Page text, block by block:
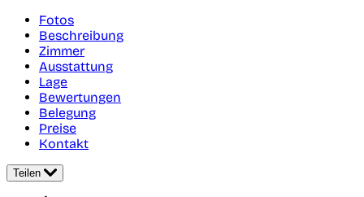
Fotos
Beschreibung
Zimmer
Ausstattung
Lage
Bewertungen
Belegung
Preise
Kontakt
Teilen